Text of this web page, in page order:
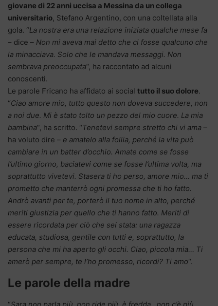
giovane di 22 anni uccisa a Messina da un collega
universitario, Stefano Argentino, con una coltellata alla
gola. “La nostra era una relazione iniziata qualche mese fa
– dice – Non mi aveva mai detto che ci fosse qualcuno che
la minacciava. Solo che le mandava messaggi. Non
sembrava preoccupata“, ha raccontato ad alcuni
conoscenti.
Le parole Fricano ha affidato ai social tutto il suo dolore.
“Ciao amore mio, tutto questo non doveva succedere, non
a noi due. Mi è stato tolto un pezzo del mio cuore. La mia
bambina“, ha scritto. “Tenetevi sempre stretto chi vi ama –
ha voluto dire – e amatelo alla follia, perché la vita può
cambiare in un batter d’occhio. Amate come se fosse
l’ultimo giorno, baciatevi come se fosse l’ultima volta, ma
soprattutto vivetevi. Stasera ti ho perso, amore mio… ma ti
prometto che manterrò ogni promessa che ti ho fatto.
Andrò avanti per te, porterò il tuo nome in alto, perché
meriti giustizia per quello che ti hanno fatto. Meriti di
essere ricordata per ciò che sei stata: una ragazza
educata, studiosa, gentile con tutti e, soprattutto, la
persona che mi ha aperto gli occhi. Ciao, piccola mia… Ti
amerò per sempre, te l’ho promesso, ricordi? Ti amo“.
Le parole della madre
“Sara non parla più, non ride più, è fredda…non c’è più